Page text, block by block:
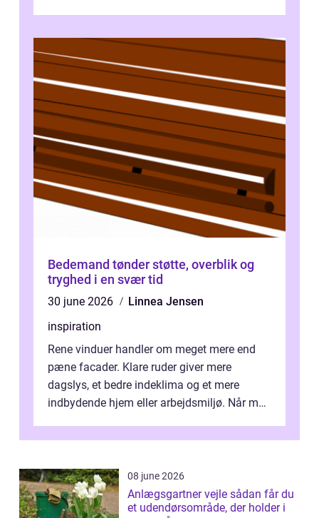
Bedemand tønder støtte, overblik og
tryghed i en svær tid
30 june 2026
Linnea Jensen
inspiration
Rene vinduer handler om meget mere end
pæne facader. Klare ruder giver mere
dagslys, et bedre indeklima og et mere
indbydende hjem eller arbejdsmiljø. Når man
08 june 2026
Anlægsgartner vejle sådan får du
et udendørsområde, der holder i